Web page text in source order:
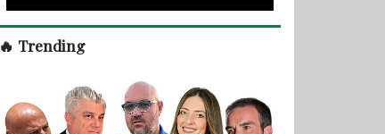
🔥 Trending